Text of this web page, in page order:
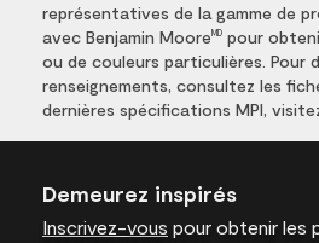
représentatives de la gamme de
avec Benjamin Moore MD pour
ou de couleurs particulières. Pour
renseignements, consultez les
dernières spécifications MPI,
Demeurez inspirés
Inscrivez-vous pour obtenir les